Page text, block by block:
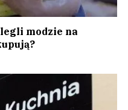
modzie na